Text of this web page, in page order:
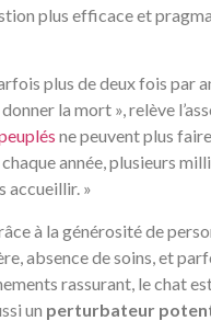
plus efficace et
plus de deux fois par
la mort », relève
ne peuvent plus
chaque année, plusieurs
accueillir. »
à la générosité de
absence de soins, et
rassurant, le chat
un perturbateur